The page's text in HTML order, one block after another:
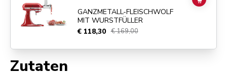
Zutaten
GANZMETALL-FLEISCHWOLF
MIT WURSTFÜLLER
€ 118,30 € 169,00
ADD